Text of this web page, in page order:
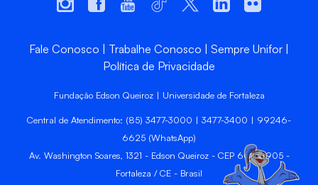
Fale Conosco Trabalhe Conosco
Sempre Unifor
Política de Privacidade
Fundação Edson Queiroz | Universidade de Fortaleza
Central de Atendimento: (85) 3477-3000 | 3477-3400 | 99246-
6625 (WhatsApp)
Av. Washington Soares, 1321 - Edson Queiroz - CEP 60811-905 -
Fortaleza / CE - Brasil